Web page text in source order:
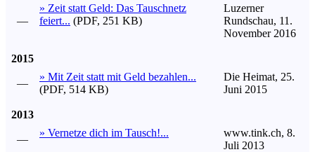
—
» Zeit statt Geld: Das Tauschnetz
feiert... (PDF, 251 KB)
Luzerner
Rundschau, 11.
November 2016
2015
—
» Mit Zeit statt mit Geld bezahlen...
(PDF, 514 KB)
Die Heimat, 25.
Juni 2015
2013
—
» Vernetze dich im Tausch!...
www.tink.ch, 8.
Juli 2013